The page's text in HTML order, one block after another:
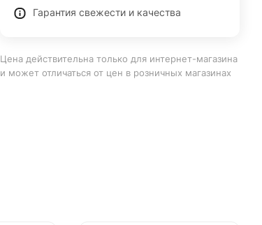
Гарантия свежести и качества
Цена действительна только для интернет-магазина
и может отличаться от цен в розничных магазинах